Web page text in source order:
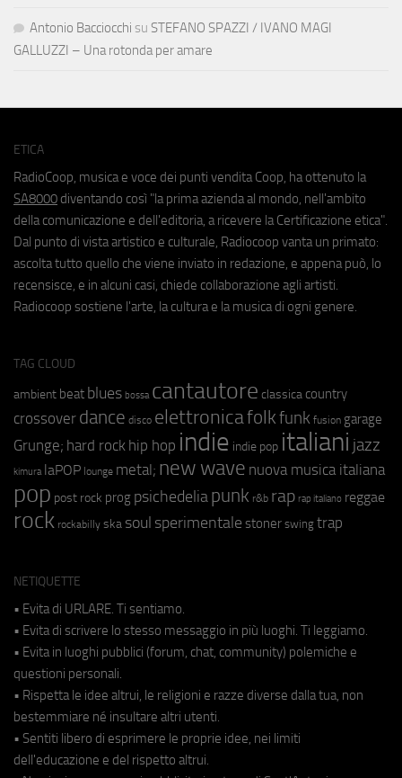
Antonio Bacciocchi su STEFANO SPAZZI / IVANO MAGI
GALLUZZI – Una rotonda per amare
ETICA
RadioCoop, musica e voce dei punti vendita Coop, ha ottenuto la
SA8000 diventando così "la prima azienda al mondo, nell'ambito
della comunicazione e dell'editoria, a ricevere la Certificazione etica".
Dal punto di vista artistico e culturale, Radiocoop vanta un primato:
ascolta tutto quello che viene inviato in redazione, e appena può, lo
recensisce, e in alcuni casi, chiede collaborazione agli artisti.
Radiocoop sostiene l'arte, la cultura e la musica di ogni genere.
TAG CLOUD
ambient beat blues bossa cantautore classica country
crossover dance disco elettronicafolkfunk fusion garage
Grunge; hard rock hip hop indie indie pop italiani jazz
kimura laPOP lounge metal; new wave nuova musica italiana
pop post rock prog psichedeliapunk r&b rap rap italiano reggae
rock rockabilly ska soul sperimentale stoner swing trap
NETIQUETTE
• Evita di URLARE. Ti sentiamo.
• Evita di scrivere lo stesso messaggio in più luoghi. Ti leggiamo.
• Evita in luoghi pubblici (forum, chat, community) polemiche e
questioni personali.
• Rispetta le idee altrui, le religioni e razze diverse dalla tua, non
bestemmiare né insultare altri utenti.
• Sentiti libero di esprimere le proprie idee, nei limiti
dell'educazione e del rispetto altrui.